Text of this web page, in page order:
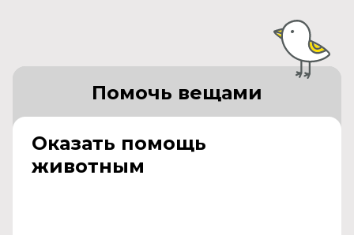
Оказать помощь
животным
Помочь вещами